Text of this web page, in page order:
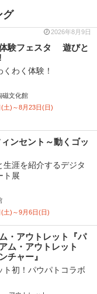
グ
2026年8月9日
験フェスタ 遊びと
わく体験！
磁文化館
土)～8月23日(日)
ンセント～動くゴッ
生涯を紹介するデジタ
ト展
土)～9月6日(日)
・アウトレット『パ
ム・アウトレット
チャー』
ト初！パウパトコラボ